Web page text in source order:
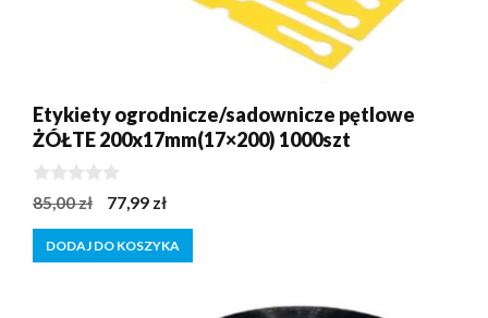
Etykiety ogrodnicze/sadownicze pętlowe
ŻÓŁTE 200x17mm(17×200) 1000szt
0
z
5
85,00zł
Pierwotna
cena
wynosiła:
77,99 złAktualna
cena
wynosi:
DODAJ DO KOSZYKA